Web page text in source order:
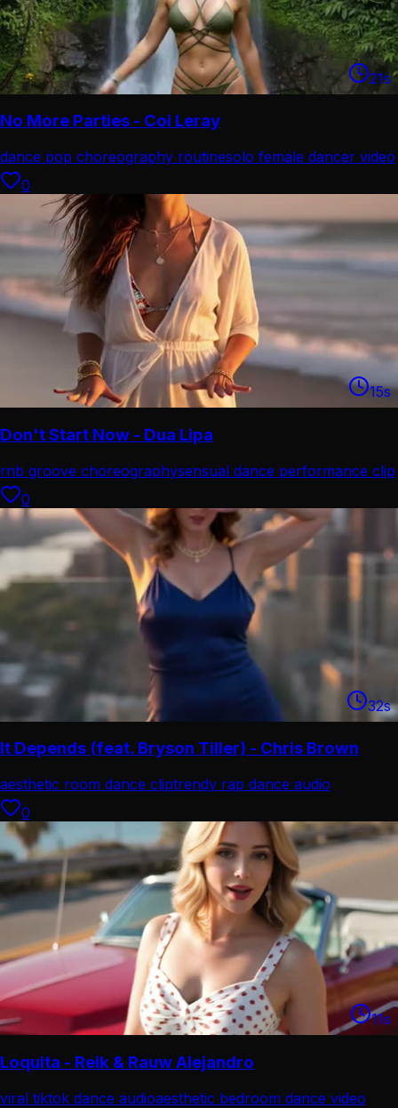
21s
No More Parties - Coi Leray
dance pop choreography routinesolo female dancer video
0
15s
Don't Start Now - Dua Lipa
rnb groove choreographysensual dance performance clip
0
32s
It Depends (feat. Bryson Tiller) - Chris Brown
aesthetic room dance cliptrendy rap dance audio
0
11s
Loquita - Reik & Rauw Alejandro
viral tiktok dance audioaesthetic bedroom dance video